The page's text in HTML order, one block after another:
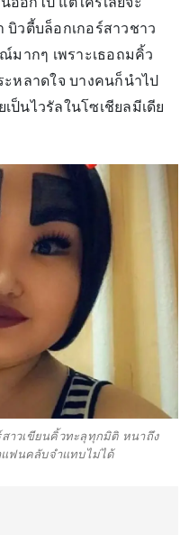
วตี้บล็อกเกอร์สาวชาว
มากๆ เพราะเธอถมคิ้ว
หลาดใจ บางคนก็นำไป
ป็นไวรัลในโซเชียลมีเดีย
าวเขียนคิ้วทะลุทุกมิติ หนาถึง
แฟนคลับจำแทบไม่ได้